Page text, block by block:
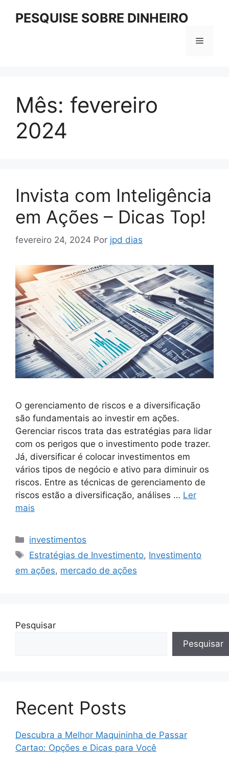
PESQUISE SOBRE DINHEIRO
Menu
Mês: fevereiro
2024
Invista com Inteligência
em Ações – Dicas Top!
fevereiro 24, 2024 Por jpd dias
O gerenciamento de riscos e a diversificação
são fundamentais ao investir em ações.
Gerenciar riscos trata das estratégias para lidar
com os perigos que o investimento pode trazer.
Já, diversificar é colocar investimentos em
vários tipos de negócio e ativo para diminuir os
riscos. Entre as técnicas de gerenciamento de
riscos estão a diversificação, análises … Ler
mais
Categorias
investimentos
Tags
Estratégias de Investimento, Investimento
em ações, mercado de ações
Pesquisar
Pesquisar
Recent Posts
Descubra a Melhor Maquininha de Passar
Cartao: Opções e Dicas para Você